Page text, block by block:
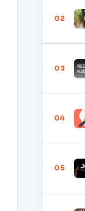
02
03
04
05